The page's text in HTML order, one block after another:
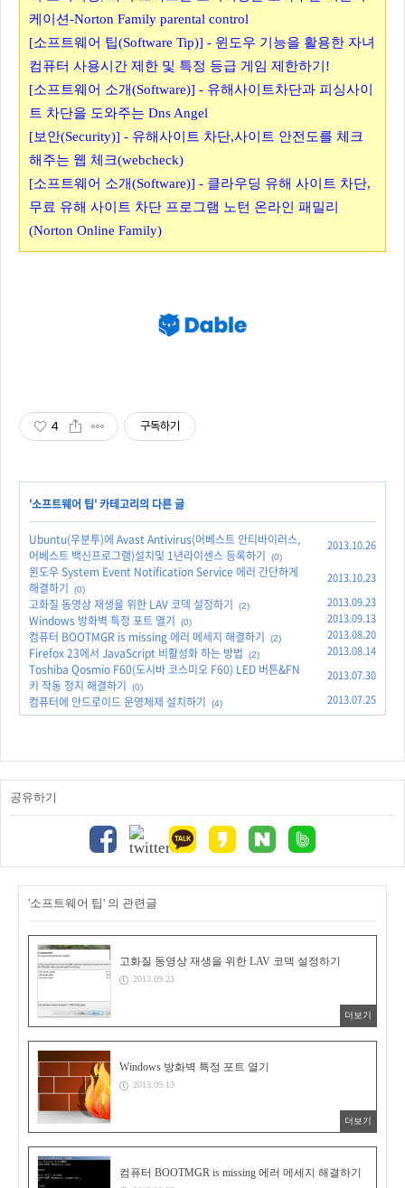
케이션-Norton Family parental control
[소프트웨어 팁(Software Tip)] - 윈도우 기능을 활용한 자녀
컴퓨터 사용시간 제한 및 특정 등급 게임 제한하기!
[소프트웨어 소개(Software)] - 유해사이트차단과 피싱사이
트 차단을 도와주는 Dns Angel
[보안(Security)] - 유해사이트 차단,사이트 안전도를 체크
해주는 웹 체크(webcheck)
[소프트웨어 소개(Software)] - 클라우딩 유해 사이트 차단,
무료 유해 사이트 차단 프로그램 노턴 온라인 패밀리
(Norton Online Family)
4 구독하기
'소프트웨어 팁' 카테고리의 다른 글
Ubuntu(우분투)에 Avast Antivirus(어베스트 안티바이러스,
어베스트 백신프로그램)설치및 1년라이센스 등록하기
(0)
2013.10.26
윈도우 System Event Notification Service 에러 간단하게
해결하기
(0)
2013.10.23
고화질 동영상 재생을 위한 LAV 코덱 설정하기 (2) 2013.09.23
Windows 방화벽 특정 포트 열기 (0) 2013.09.13
컴퓨터 BOOTMGR is missing 에러 메세지 해결하기 (2) 2013.08.20
Firefox 23에서 JavaScript 비활성화 하는 방법 (2) 2013.08.14
Toshiba Qosmio F60(도시바 코스미오 F60) LED 버튼&FN
키 작동 정지 해결하기
(0)
2013.07.30
컴퓨터에 안드로이드 운영체제 설치하기 (4) 2013.07.25
공유하기
'소프트웨어 팁' 의 관련글
고화질 동영상 재생을 위한 LAV 코덱 설정하기
2013.09.23
더보기
Windows 방화벽 특정 포트 열기
2013.09.13
더보기
컴퓨터 BOOTMGR is missing 에러 메세지 해결하기